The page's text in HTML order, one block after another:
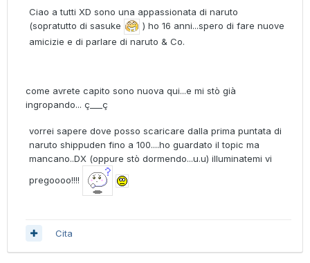
Ciao a tutti XD sono una appassionata di naruto
(sopratutto di sasuke
) ho 16 anni...spero di fare nuove
amicizie e di parlare di naruto & Co.
come avrete capito sono nuova qui...e mi stò già
ingropando... ç___ç
vorrei sapere dove posso scaricare dalla prima puntata di
naruto shippuden fino a 100....ho guardato il topic ma
mancano..DX (oppure stò dormendo...u.u) illuminatemi vi
pregoooo!!!!
Cita